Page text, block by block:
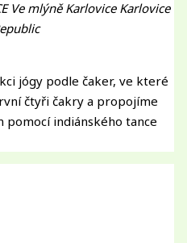
Ve mlýně Karlovice Karlovice
jógy podle čaker, ve které
čtyři čakry a propojíme
pomocí indiánského tance